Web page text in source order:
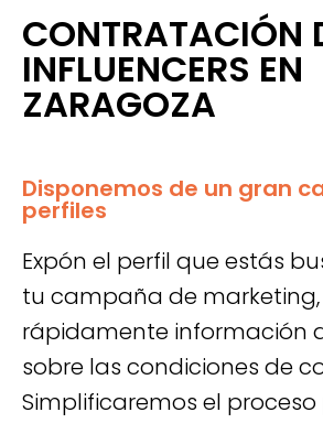
CONTRATACIÓN
INFLUENCERS EN
ZARAGOZA
Disponemos de un gran
perfiles
Expón el perfil que estás
tu campaña de
rápidamente información
sobre las condiciones de
Simplificaremos el proceso